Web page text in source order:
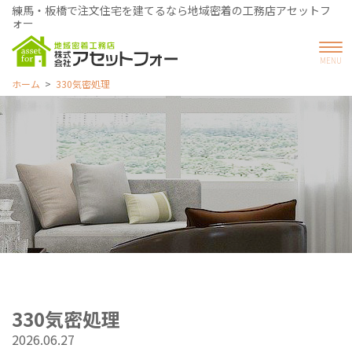
練馬・板橋で注文住宅を建てるなら地域密着の工務店アセットフ
ォー
ホーム 330気密処理
330気密処理
2026.06.27